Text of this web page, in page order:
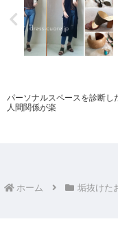
パーソナルスペースを診断し
人間関係が楽
ホーム 垢抜けた